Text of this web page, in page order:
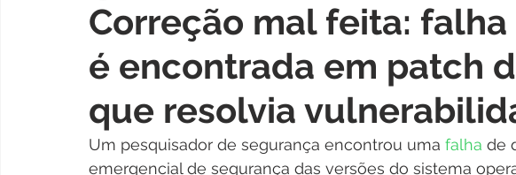
Correção mal feita:
é encontrada em patch
que resolvia
Um pesquisador de segurança encontrou uma falha de
emergencial de segurança das versões do sistema